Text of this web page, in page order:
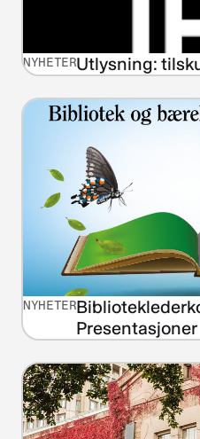
NYHETERUtlysning:
NYHETER
Presentasjoner